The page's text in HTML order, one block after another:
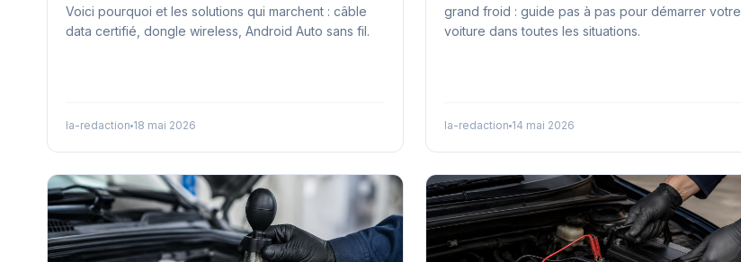
Voici pourquoi et les solutions qui marchent : câble
data certifié, dongle wireless, Android Auto sans fil.
la-redaction 18 mai 2026
grand froid : guide pas à pas pour démarrer votre
voiture dans toutes les situations.
la-redaction 14 mai 2026